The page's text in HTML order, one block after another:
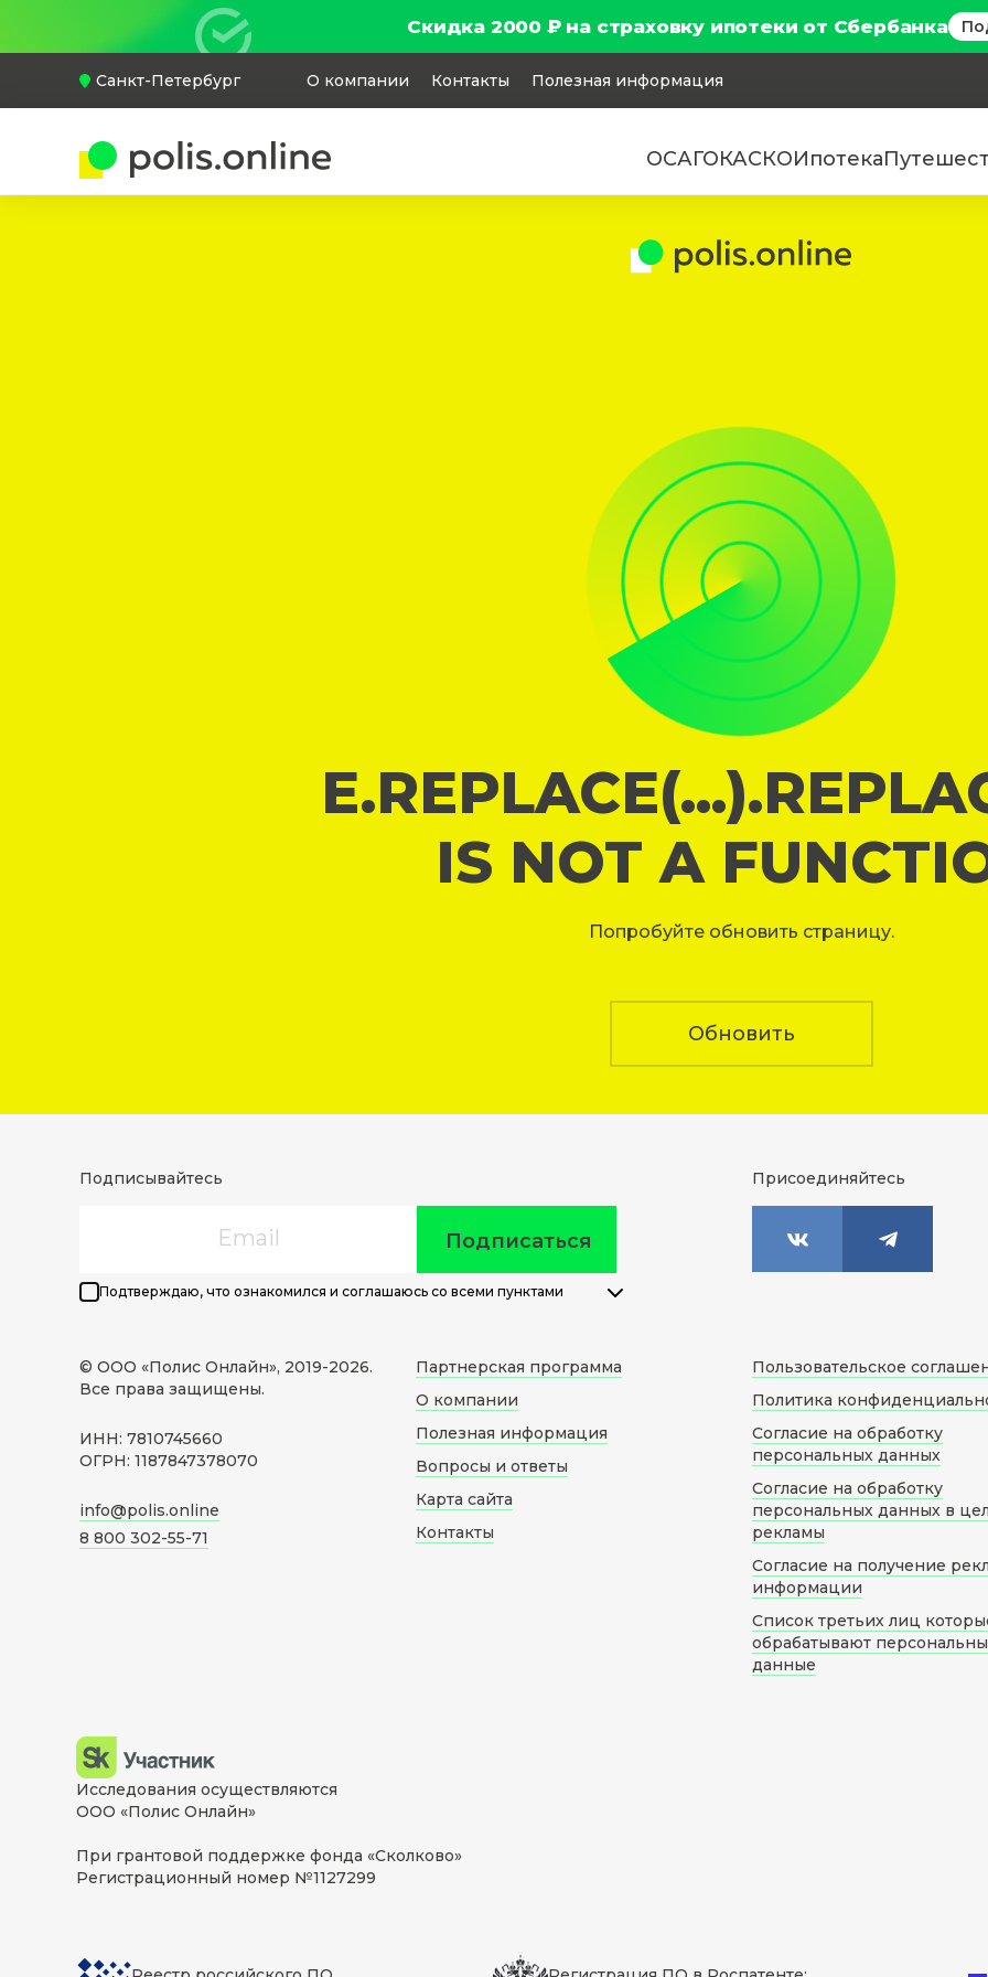
Скидка 2000 ₽ на страховку ипотеки от Сбербанка
Санкт-Петербург О компании Контакты Полезная информация
ОСАГОКАСКОИпотека
IS NOT A
Попробуйте обновить страницу.
Обновить
Подписывайтесь
Подписаться
Подтверждаю, что ознакомился и соглашаюсь со всеми пунктами
Присоединяйтесь
© ООО «Полис Онлайн», 2019-2026.
Все права защищены.
ИНН: 7810745660
ОГРН: 1187847378070
info@polis.online
8 800 302-55-71
Партнерская программа
О компании
Полезная информация
Вопросы и ответы
Карта сайта
Контакты
Пользовательское
Политика
Согласие на обработку
персональных данных
Согласие на обработку
персональных данных в
рекламы
Согласие на получение
информации
Список третьих лиц
обрабатывают
данные
Исследования осуществляются
ООО «Полис Онлайн»
При грантовой поддержке фонда «Сколково»
Регистрационный номер №1127299